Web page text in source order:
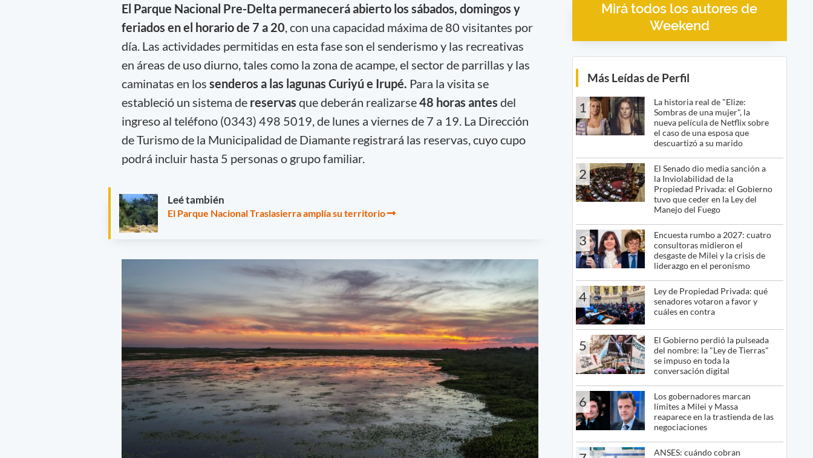
El Parque Nacional Pre-Delta permanecerá abierto los sábados, domingos y
feriados en el horario de 7 a 20 , con una capacidad máxima de 80 visitantes por
día. Las actividades permitidas en esta fase son el senderismo y las recreativas
en áreas de uso diurno, tales como la zona de acampe, el sector de parrillas y las
caminatas en los senderos a las lagunas Curiyú e Irupé. Para la visita se
estableció un sistema de reservas que deberán realizarse48 horas antes del
ingreso al teléfono (0343) 498 5019, de lunes a viernes de 7 a 19. La Dirección
de Turismo de la Municipalidad de Diamante registrará las reservas, cuyo cupo
podrá incluir hasta 5 personas o grupo familiar.
Leé también
El Parque Nacional Traslasierra amplía su territorio
Mirá todos los autores de
Weekend
Más Leídas de Perfil
1
La historia real de "Elize:
Sombras de una mujer", la
nueva película de Netflix sobre
el caso de una esposa que
descuartizó a su marido
2
El Senado dio media sanción a
la Inviolabilidad de la
Propiedad Privada: el Gobierno
tuvo que ceder en la Ley del
Manejo del Fuego
3
Encuesta rumbo a 2027: cuatro
consultoras midieron el
desgaste de Milei y la crisis de
liderazgo en el peronismo
4
Ley de Propiedad Privada: qué
senadores votaron a favor y
cuáles en contra
5
El Gobierno perdió la pulseada
del nombre: la "Ley de Tierras"
se impuso en toda la
conversación digital
6
Los gobernadores marcan
límites a Milei y Massa
reaparece en la trastienda de las
negociaciones
ANSES: cuándo cobran